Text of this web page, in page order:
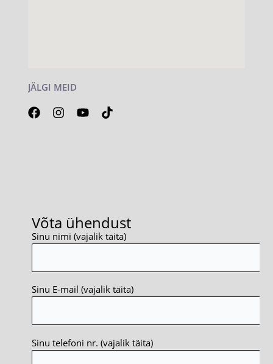
JÄLGI MEID
Võta ühendust
Sinu nimi (vajalik täita)
Sinu E-mail (vajalik täita)
Sinu telefoni nr. (vajalik täita)